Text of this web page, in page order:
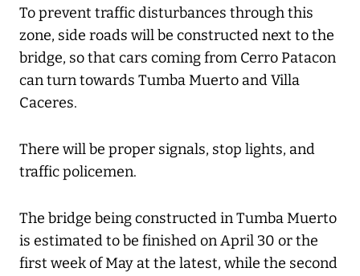
To prevent traffic disturbances through this
zone, side roads will be constructed next to the
bridge, so that cars coming from Cerro Patacon
can turn towards Tumba Muerto and Villa
Caceres.
There will be proper signals, stop lights, and
traffic policemen.
The bridge being constructed in Tumba Muerto
is estimated to be finished on April 30 or the
first week of May at the latest, while the second